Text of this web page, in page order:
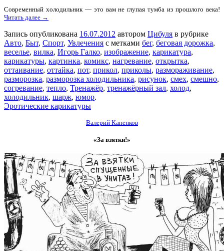
Современный холодильник — это вам не глупая тумба из прошлого века!
Читать далее →
Запись опубликована 16.07.2012 автором Цибуля в рубрике
Авто, Быт, Спорт, Увлечения с метками бег, беговая дорожка,
веселье, вилка, Игорь Галко, изображение, карикатура,
карикатуры, картинка, комикс, нагревание, открытка,
оттаивание, оттайка, пот, прикол, приколы, размораживание,
разморозка, разморозка холодильника, рисунок, смех, смешно,
согревание, тепло, Тренажёр, тренажёрный зал, холод,
холодильник, шарж, юмор.
Эротические карикатуры
Валерий Каненков
«За взятки!»